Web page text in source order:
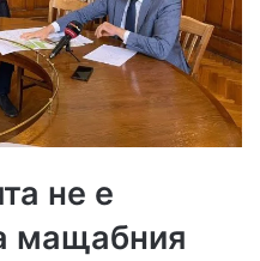
не е
мащабния